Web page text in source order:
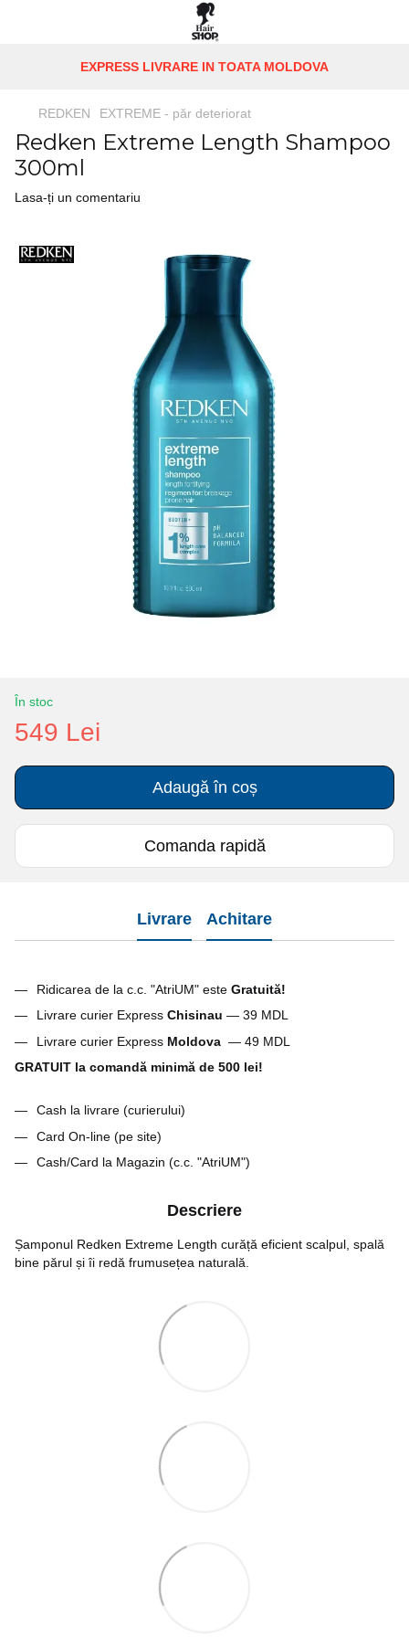
EXPRESS LIVRARE IN TOATA MOLDOVA
REDKEN EXTREME - păr deteriorat
Redken Extreme Length Shampoo
300ml
Lasa-ți un comentariu
În stoc
549 Lei
Adaugă în coș
Comanda rapidă
Livrare Achitare
Ridicarea de la c.c. "AtriUM" este Gratuită!
Livrare curier Express Chisinau — 39 MDL
Livrare curier Express Moldova — 49 MDL
GRATUIT la comandă minimă de 500 lei!
Cash la livrare (curierului)
Card On-line (pe site)
Cash/Card la Magazin (c.c. "AtriUM")
Descriere
Șamponul Redken Extreme Length curăță eficient scalpul, spală
bine părul și îi redă frumusețea naturală.